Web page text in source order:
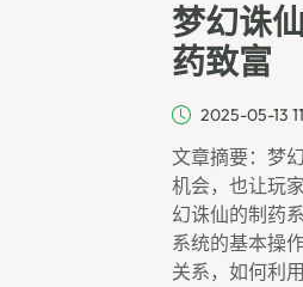
梦幻诛
药致富
2025-05-13
文章摘要：梦
机会，也让玩
幻诛仙的制药
系统的基本操
关系，如何利